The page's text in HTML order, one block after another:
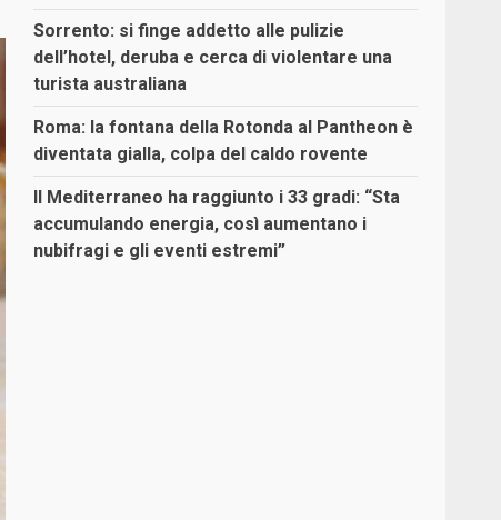
Sorrento: si finge addetto alle pulizie
dell’hotel, deruba e cerca di violentare una
turista australiana
Roma: la fontana della Rotonda al Pantheon è
diventata gialla, colpa del caldo rovente
Il Mediterraneo ha raggiunto i 33 gradi: “Sta
accumulando energia, così aumentano i
nubifragi e gli eventi estremi”